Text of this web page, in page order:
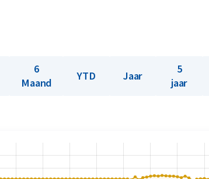
Holland Gold biedt een
6
Maand
YTD Jaar
5
jaar